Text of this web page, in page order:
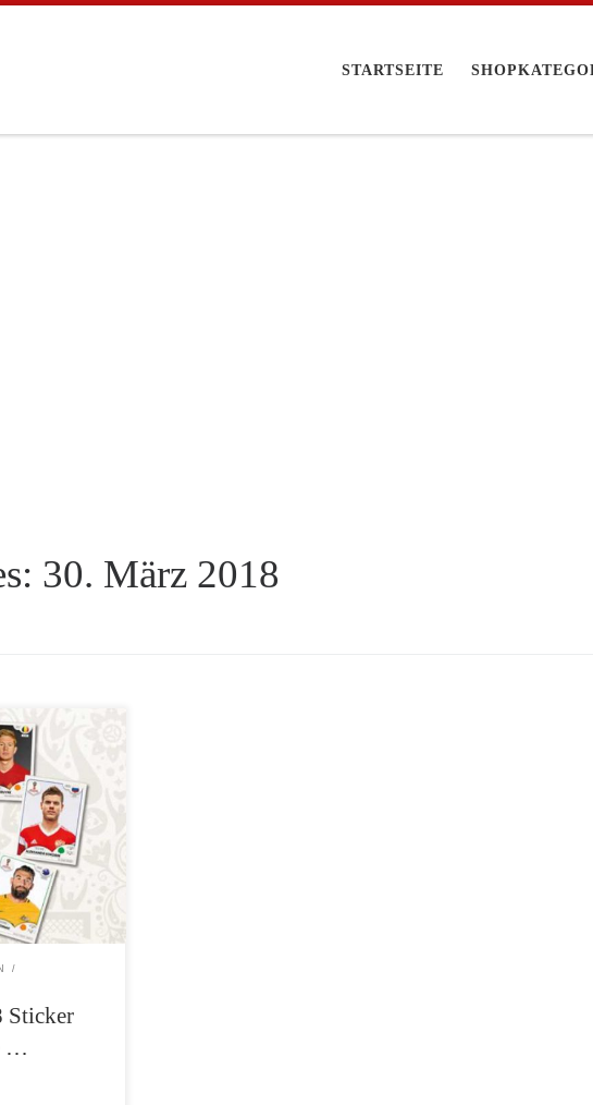
STARTSEITE
30. März 2018
WM 2018
auch
Album und
und
im Internet
werden.
Sticker
…